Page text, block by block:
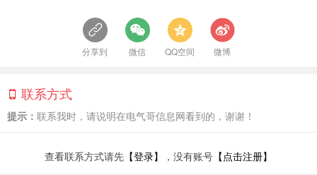
分享到 微信 QQ空间 微博
联系方式
提示： 联系我时，请说明在电气哥信息网看到的，谢谢！
查看联系方式请先 【登录】 ，没有账号 【点击注册】